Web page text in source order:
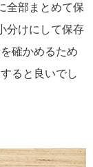
全部まとめて保
分けにして保存
確かめるため
ると良いでし